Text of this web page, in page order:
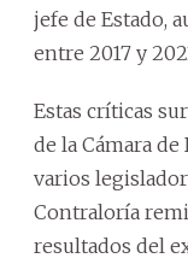
jefe de Estado,
entre 2017 y
Estas críticas
de la Cámara
varios
Contraloría
resultados del